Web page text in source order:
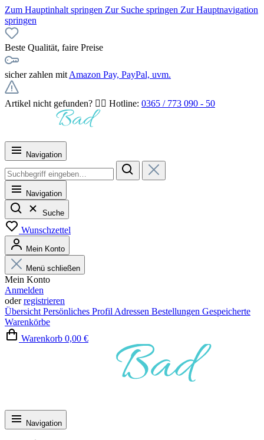
Zum Hauptinhalt springen Zur Suche springen Zur Hauptnavigation
springen
Beste Qualität, faire Preise
sicher zahlen mit Amazon Pay, PayPal, uvm.
Artikel nicht gefunden? 👉🏻 Hotline: 0365 / 773 090 - 50
Navigation
Navigation
Suche
Wunschzettel
Mein Konto
Menü schließen
Mein Konto
Anmelden
oderregistrieren
Übersicht Persönliches Profil Adressen Bestellungen Gespeicherte
Warenkörbe
Warenkorb 0,00 €
Navigation